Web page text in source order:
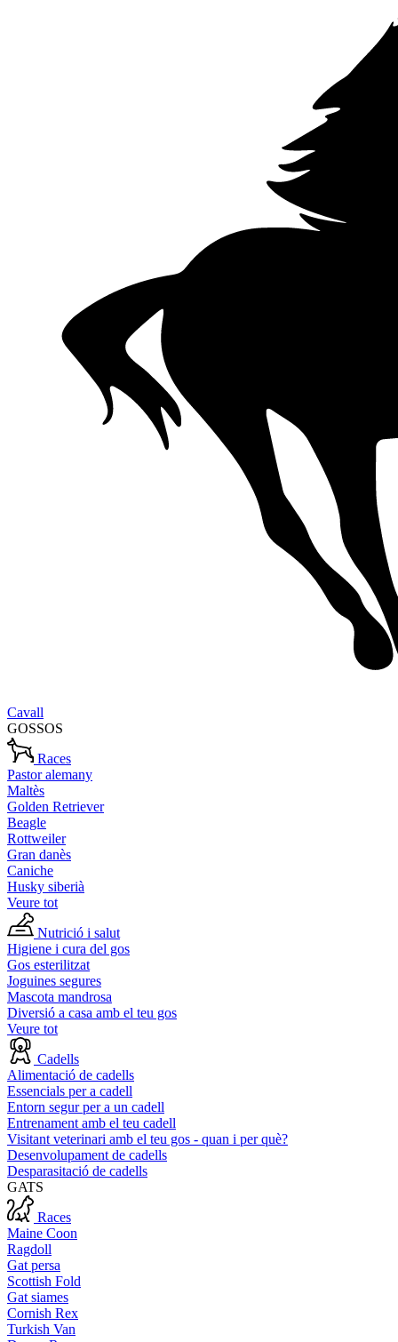
Cavall
GOSSOS
Races
Pastor alemany
Maltès
Golden Retriever
Beagle
Rottweiler
Gran danès
Caniche
Husky siberià
Veure tot
Nutrició i salut
Higiene i cura del gos
Gos esterilitzat
Joguines segures
Mascota mandrosa
Diversió a casa amb el teu gos
Veure tot
Cadells
Alimentació de cadells
Essencials per a cadell
Entorn segur per a un cadell
Entrenament amb el teu cadell
Visitant veterinari amb el teu gos - quan i per què?
Desenvolupament de cadells
Desparasitació de cadells
GATS
Races
Maine Coon
Ragdoll
Gat persa
Scottish Fold
Gat siames
Cornish Rex
Turkish Van